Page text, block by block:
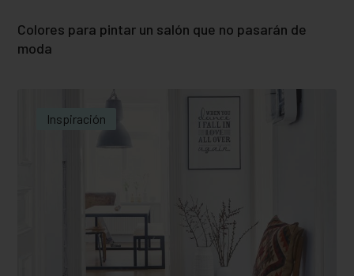
Colores para pintar un salón que no pasarán de
moda
Inspiración